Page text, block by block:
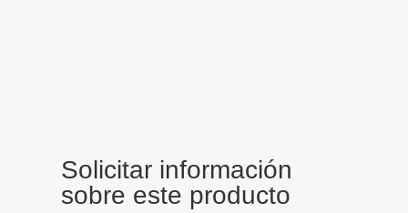
Solicitar información
sobre este producto